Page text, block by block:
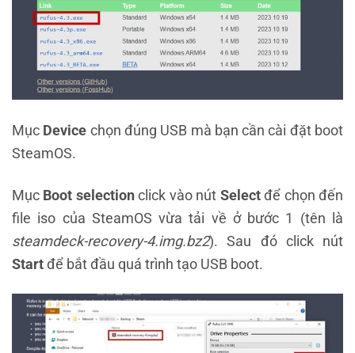
Mục Device chọn đúng USB mà bạn cần cài đặt boot
SteamOS.
Mục Boot selectionclick vào nút Selectđể chọn đến
file iso của SteamOS vừa tải về ở bước 1 (tên là
steamdeck-recovery-4.img.bz2). Sau đó click nút
Startđể bắt đầu quá trình tạo USB boot.